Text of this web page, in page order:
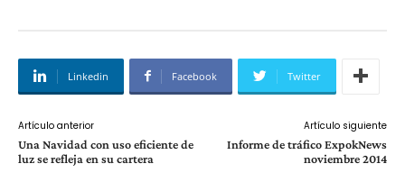
Linkedin Facebook Twitter
Artículo anterior
Una Navidad con uso eficiente de
luz se refleja en su cartera
Artículo siguiente
Informe de tráfico ExpokNews
noviembre 2014